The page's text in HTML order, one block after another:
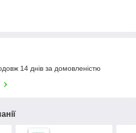
14 днів за домовленістю